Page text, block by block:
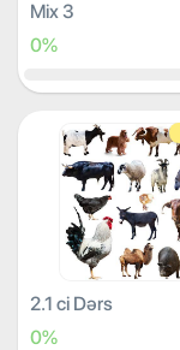
Mix 3
0%
2.1 ci Dərs
0%